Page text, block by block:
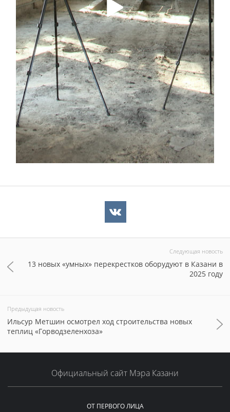
Следующая новость
13 новых «умных» перекрестков оборудуют в Казани в
2025 году
Предыдущая новость
Ильсур Метшин осмотрел ход строительства новых
теплиц «Горводзеленхоза»
Официальный сайт Мэра Казани
ОТ ПЕРВОГО ЛИЦА